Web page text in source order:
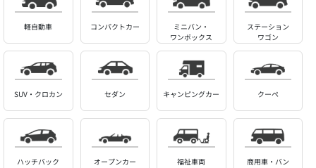
軽自動車 コンパクトカー
ミニバン・
ワンボックス
ステーション
ワゴン
SUV・クロカン セダン キャンピングカー クーペ
ハッチバック オープンカー 福祉車両 商用車・バン